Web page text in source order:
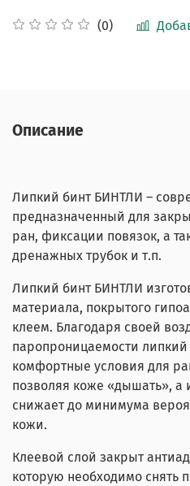
(0)
Описание
Липкий бинт БИНТЛИ –
предназначенный для
ран, фиксации повязок, а
дренажных трубок и т.п.
Липкий бинт БИНТЛИ
материала, покрытого
клеем. Благодаря своей
паропроницаемости
комфортные условия для
позволяя коже «дышать», а
снижает до минимума
кожи.
Клеевой слой закрыт
которую необходимо снять